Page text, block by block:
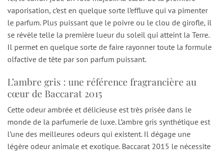
vaporisation, c’est en quelque sorte l’effluve qui va pimenter
le parfum. Plus puissant que le poivre ou le clou de girofle, il
se révèle telle la première lueur du soleil qui atteint la Terre.
Il permet en quelque sorte de faire rayonner toute la formule
olfactive de tête par son parfum puissant.
L’ambre gris : une référence fragrancière au
cœur de Baccarat 2015
Cette odeur ambrée et délicieuse est très prisée dans le
monde de la parfumerie de luxe. L’ambre gris synthétique est
l’une des meilleures odeurs qui existent. Il dégage une
légère odeur animale et exotique. Baccarat 2015 le nécessite